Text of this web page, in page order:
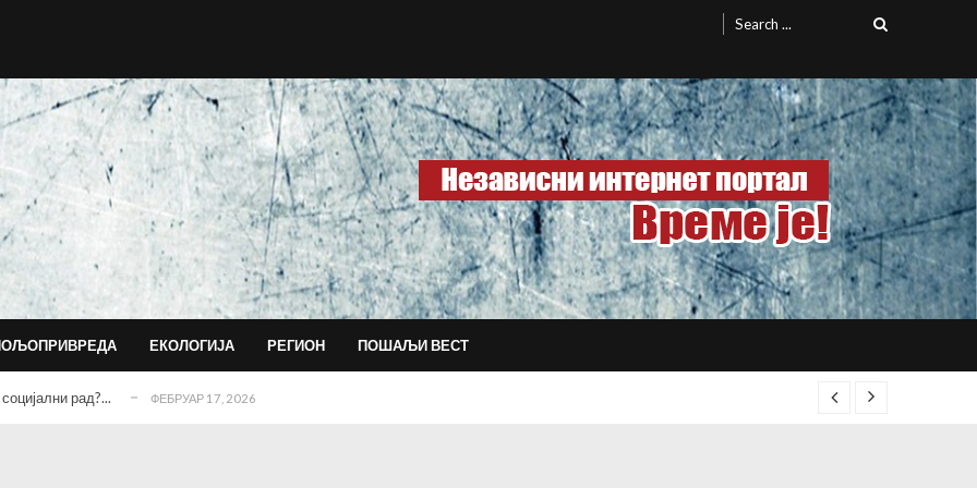
for:
ЕКОЛОГИЈА РЕГИОН ПОШАЉИ ВЕСТ
гимназији... ДЕЦЕМБАР 15, 2025
рад?... ФЕБРУАР 17, 2026